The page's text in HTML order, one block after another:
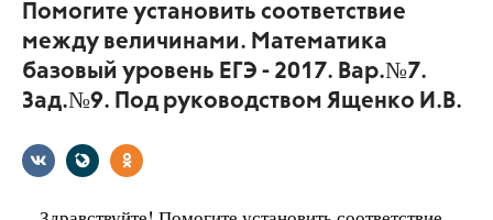
Помогите установить соответствие
между величинами. Математика
базовый уровень ЕГЭ - 2017. Вар.№7.
Зад.№9. Под руководством Ященко И.В.